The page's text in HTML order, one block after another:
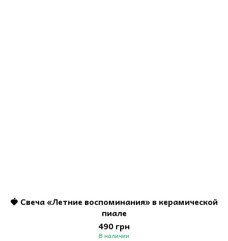
🍓 Свеча «Летние воспоминания» в керамической
пиале
490 грн
В наличии